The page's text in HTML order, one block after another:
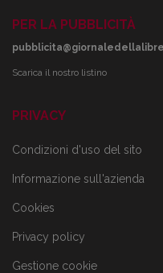
PER LA PUBBLICITÀ
Scarica il nostro listino
PRIVACY
Condizioni d'uso del sito
Informazione sull'azienda
Cookies
Privacy policy
Gestione cookie